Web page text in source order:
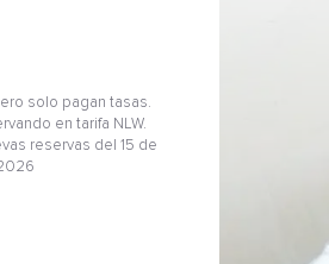
solo pagan tasas.
en tarifa NLW.
reservas del 15 de